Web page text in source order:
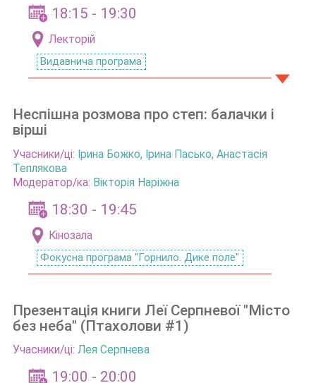
18:15 - 19:30
Лекторій
Видавнича програма
18:30 - 19:45
Кінозала
Фокусна програма "Горнило. Дике поле"
Неспішна розмова про степ: балачки і
вірші
Учасники/ці: Ірина Божко, Ірина Пасько, Анастасія
Теплякова
Модератор/ка: Вікторія Наріжна
19:00 - 20:00
Презентація книги Леї Серпневої "Місто
без неба" (Птахолови #1)
Учасники/ці: Лея Серпнева